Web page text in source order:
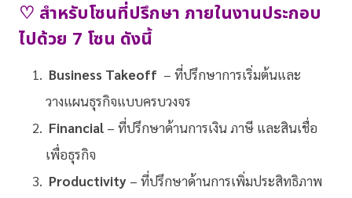
♡ สำหรับโซนที่ปรึกษา ภายในงานประกอบ
ไปด้วย 7 โซน ดังนี้
Business Takeoff – ที่ปรึกษาการเริ่มต้นและ
วางแผนธุรกิจแบบครบวงจร
Financial – ที่ปรึกษาด้านการเงิน ภาษี และสินเชื่อ
เพื่อธุรกิจ
Productivity – ที่ปรึกษาด้านการเพิ่มประสิทธิภาพ